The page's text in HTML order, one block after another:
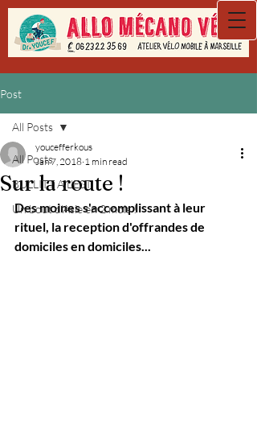
Post
All Posts
BULLITT A L'EST
Un bout d'Asie en 2 mois !
All Posts
Sur la route !
youcefferkous
Jan 7, 2018 1 min read
Des moines s'accomplissant à leur
rituel, la reception d'offrandes de
domiciles en domiciles...